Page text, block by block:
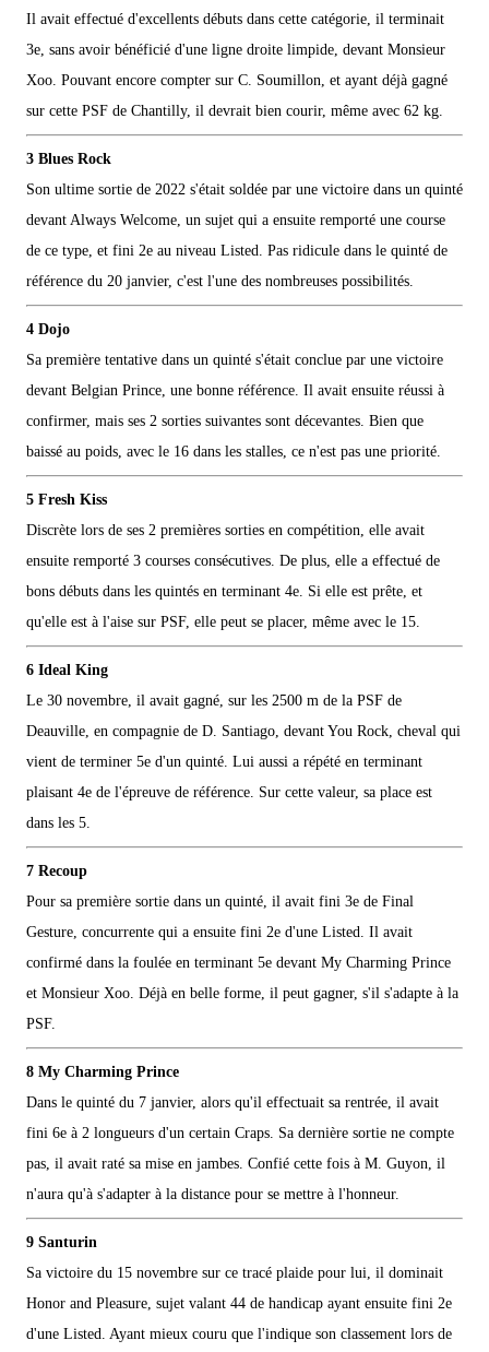
Il avait effectué d'excellents débuts dans cette catégorie, il terminait
3e, sans avoir bénéficié d'une ligne droite limpide, devant Monsieur
Xoo. Pouvant encore compter sur C. Soumillon, et ayant déjà gagné
sur cette PSF de Chantilly, il devrait bien courir, même avec 62 kg.
3 Blues Rock
Son ultime sortie de 2022 s'était soldée par une victoire dans un quinté
devant Always Welcome, un sujet qui a ensuite remporté une course
de ce type, et fini 2e au niveau Listed. Pas ridicule dans le quinté de
référence du 20 janvier, c'est l'une des nombreuses possibilités.
4 Dojo
Sa première tentative dans un quinté s'était conclue par une victoire
devant Belgian Prince, une bonne référence. Il avait ensuite réussi à
confirmer, mais ses 2 sorties suivantes sont décevantes. Bien que
baissé au poids, avec le 16 dans les stalles, ce n'est pas une priorité.
5 Fresh Kiss
Discrète lors de ses 2 premières sorties en compétition, elle avait
ensuite remporté 3 courses consécutives. De plus, elle a effectué de
bons débuts dans les quintés en terminant 4e. Si elle est prête, et
qu'elle est à l'aise sur PSF, elle peut se placer, même avec le 15.
6 Ideal King
Le 30 novembre, il avait gagné, sur les 2500 m de la PSF de
Deauville, en compagnie de D. Santiago, devant You Rock, cheval qui
vient de terminer 5e d'un quinté. Lui aussi a répété en terminant
plaisant 4e de l'épreuve de référence. Sur cette valeur, sa place est
dans les 5.
7 Recoup
Pour sa première sortie dans un quinté, il avait fini 3e de Final
Gesture, concurrente qui a ensuite fini 2e d'une Listed. Il avait
confirmé dans la foulée en terminant 5e devant My Charming Prince
et Monsieur Xoo. Déjà en belle forme, il peut gagner, s'il s'adapte à la
PSF.
8 My Charming Prince
Dans le quinté du 7 janvier, alors qu'il effectuait sa rentrée, il avait
fini 6e à 2 longueurs d'un certain Craps. Sa dernière sortie ne compte
pas, il avait raté sa mise en jambes. Confié cette fois à M. Guyon, il
n'aura qu'à s'adapter à la distance pour se mettre à l'honneur.
9 Santurin
Sa victoire du 15 novembre sur ce tracé plaide pour lui, il dominait
Honor and Pleasure, sujet valant 44 de handicap ayant ensuite fini 2e
d'une Listed. Ayant mieux couru que l'indique son classement lors de